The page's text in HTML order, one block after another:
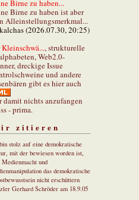
Birne zu haben...
Birne zu haben ist aber
Alleinstellungsmerkmal...
(2026.07.30, 20:25)
Kleinschwä..., strukturelle
Web2.0-
dreckige Issue
und andere
gibt es hier auch
damit nichts anzufangen
- prima.
zitieren
stolz auf eine demokratische
mit der bewiesen worden ist,
Medienmacht und
das demokratische
nicht erschüttern
Gerhard Schröder am 18.9.05